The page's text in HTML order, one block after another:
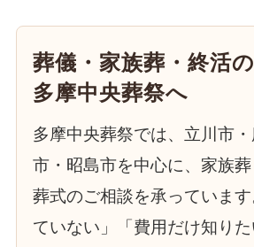
葬儀・家族葬・終活
多摩中央葬祭へ
多摩中央葬祭では、立川市
市・昭島市を中心に、家族
葬式のご相談を承っていま
ていない」「費用だけ知り